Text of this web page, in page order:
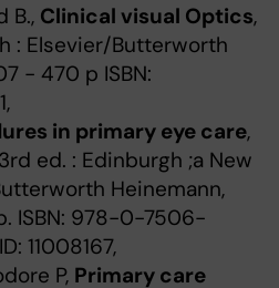
B., Clinical visual Optics,
: Elsevier/Butterworth
- 470 p ISBN:
in primary eye care,
ed. : Edinburgh ;a New
Heinemann,
ISBN: 978-0-7506-
11008167,
P, Primary care